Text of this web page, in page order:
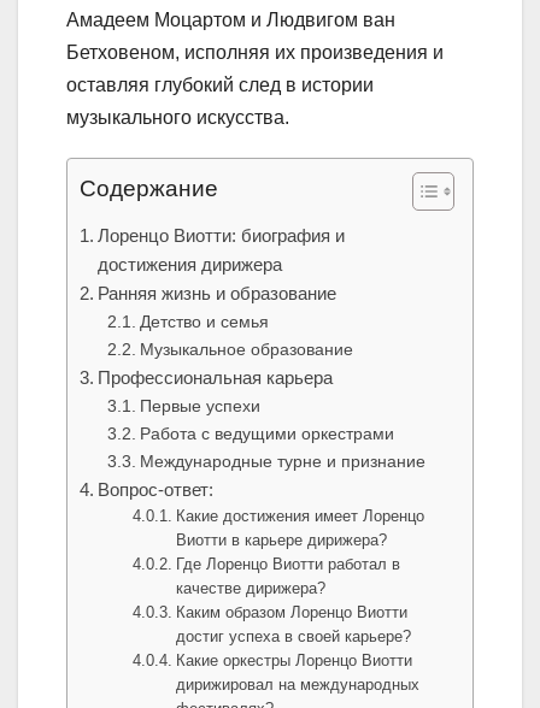
Амадеем Моцартом и Людвигом ван
Бетховеном, исполняя их произведения и
оставляя глубокий след в истории
музыкального искусства.
Содержание
Лоренцо Виотти: биография и
достижения дирижера
Ранняя жизнь и образование
Детство и семья
Музыкальное образование
Профессиональная карьера
Первые успехи
Работа с ведущими оркестрами
Международные турне и признание
Вопрос-ответ:
Какие достижения имеет Лоренцо
Виотти в карьере дирижера?
Где Лоренцо Виотти работал в
качестве дирижера?
Каким образом Лоренцо Виотти
достиг успеха в своей карьере?
Какие оркестры Лоренцо Виотти
дирижировал на международных